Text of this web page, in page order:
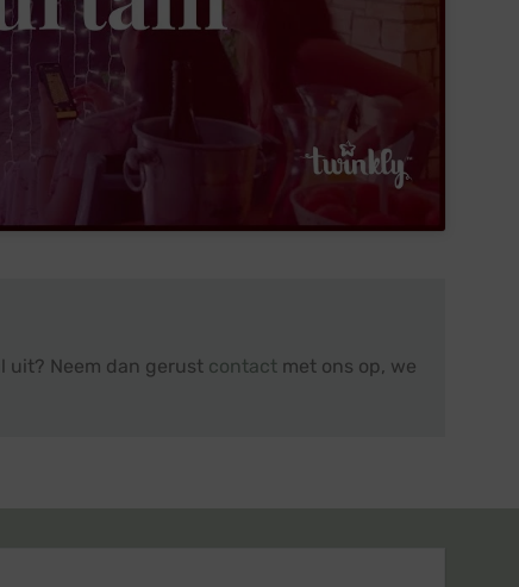
uit? Neem dan gerust contactmet ons op, we